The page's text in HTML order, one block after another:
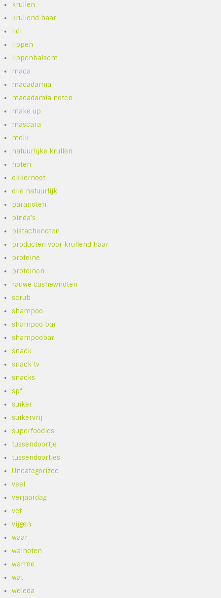
krullen
krullend haar
lidl
lippen
lippenbalsem
maca
macadamia
macadamia noten
make up
mascara
melk
natuurlijke krullen
noten
okkernoot
olie natuurlijk
paranoten
pinda's
pistachenoten
producten voor krullend haar
proteine
proteinen
rauwe cashewnoten
scrub
shampoo
shampoo bar
shampoobar
snack
snack tv
snacks
spf
suiker
suikervrij
superfoodies
tussendoortje
tussendoortjes
Uncategorized
veel
verjaardag
vet
vijgen
waar
walnoten
warme
wat
weleda